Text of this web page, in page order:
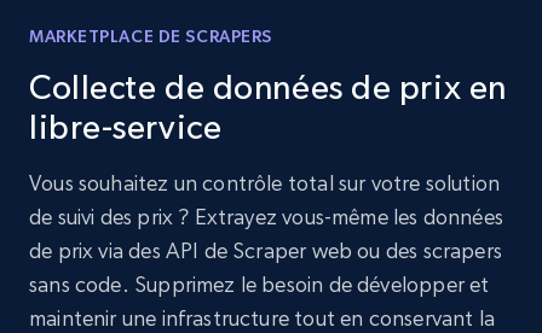
MARKETPLACE DE SCRAPERS
Collecte de données de prix en
libre-service
Vous souhaitez un contrôle total sur votre solution
de suivi des prix ? Extrayez vous-même les données
de prix via des API de Scraper web ou des scrapers
sans code. Supprimez le besoin de développer et
maintenir une infrastructure tout en conservant la